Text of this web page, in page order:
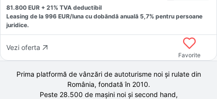
81.800 EUR + 21% TVA deductibil
Leasing de la 996 EUR/luna cu dobăndă anuală 5,7% pentru persoane
juridice.
Vezi oferta
Favorite
Prima platformă de vânzări de autoturisme noi și rulate din
România, fondată în 2010.
Peste 28.500 demașini noi și second hand,